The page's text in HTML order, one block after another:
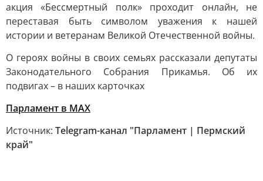
акция «Бессмертный полк» проходит онлайн, не
переставая быть символом уважения к нашей
истории и ветеранам Великой Отечественной войны.
О героях войны в своих семьях рассказали депутаты
Законодательного Собрания Прикамья. Об их
подвигах – в наших карточках
Парламент в MAX
Источник: Telegram-канал "Парламент | Пермский
край"